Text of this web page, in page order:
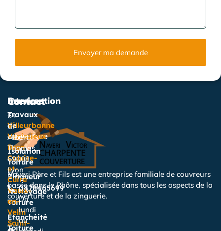
Envoyer ma demande
Naveri Père et Fils est une entreprise familiale de couvreurs
basée dans le Rhône, spécialisée dans tous les aspects de la
couverture et de la zinguerie.
Services
Travaux
de
couverture
Isolation
Toiture
Zingueur
Nettoyage
Toiture
Étanchéité
Toiture
Intervention
Villeurbanne
Vénissieux
Bron
Caluire-
et-
Cuire
Vaulx-
en-
Velin
Saint-
Contact
64
Cr
Albert
Thomas,
69008
Lyon
0478465699
Du
lundi
au